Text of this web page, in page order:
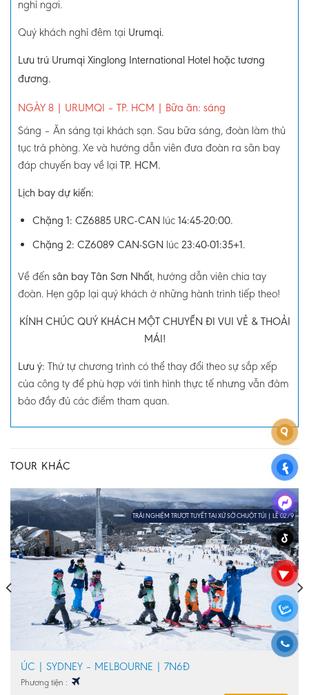
nghỉ ngơi.
Quý khách nghỉ đêm tại Urumqi.
Lưu trú Urumqi Xinglong International Hotel hoặc tương
đương.
NGÀY 8 | URUMQI – TP. HCM | Bữa ăn: sáng
Sáng – Ăn sáng tại khách sạn. Sau bữa sáng, đoàn làm thủ
tục trả phòng. Xe và hướng dẫn viên đưa đoàn ra sân bay
đáp chuyến bay về lại TP. HCM.
Lịch bay dự kiến:
Chặng 1: CZ6885 URC-CAN lúc14:45-20:00.
Chặng 2: CZ6089 CAN-SGN lúc23:40-01:35+1.
Về đến sân bay Tân Sơn Nhất, hướng dẫn viên chia tay
đoàn. Hẹn gặp lại quý khách ở những hành trình tiếp theo!
KÍNH CHÚC QUÝ KHÁCH MỘT CHUYẾN ĐI VUI VẺ & THOẢI
MÁI!
Lưu ý: Thứ tự chương trình có thể thay đổi theo sự sắp xếp
của công ty để phù hợp với tình hình thực tế nhưng vẫn đảm
bảo đầy đủ các điểm tham quan.
TOUR KHÁC
TRẢI NGHIỆM TRƯỢT TUYẾT TẠI XỨ SỞ CHUỘT TÚI | LỄ 02/9
ÚC | SYDNEY – MELBOURNE | 7N6Đ
Phương tiện :